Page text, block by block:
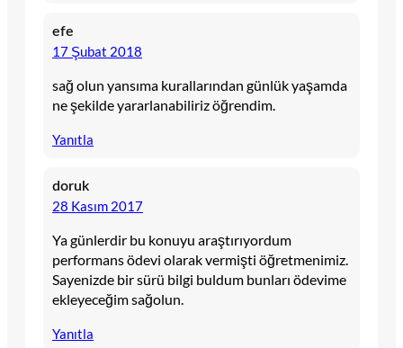
efe
17 Şubat 2018
sağ olun yansıma kurallarından günlük yaşamda
ne şekilde yararlanabiliriz öğrendim.
Yanıtla
doruk
28 Kasım 2017
Ya günlerdir bu konuyu araştırıyordum
performans ödevi olarak vermişti öğretmenimiz.
Sayenizde bir sürü bilgi buldum bunları ödevime
ekleyeceğim sağolun.
Yanıtla